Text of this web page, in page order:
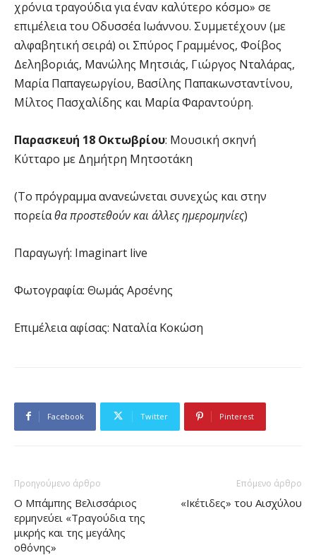
χρόνια τραγούδια για έναν καλύτερο κόσμο» σε
επιμέλεια του Οδυσσέα Ιωάννου. Συμμετέχουν (με
αλφαβητική σειρά) οι Σπύρος Γραμμένος, Φοίβος
Δεληβοριάς, Μανώλης Μητσιάς, Γιώργος Νταλάρας,
Μαρία Παπαγεωργίου, Βασίλης Παπακωνσταντίνου,
Μίλτος Πασχαλίδης και Μαρία Φαραντούρη.
Παρασκευή 18 Οκτωβρίου: Μουσική σκηνή
Κύτταρο με Δημήτρη Μητσοτάκη
(Το πρόγραμμα ανανεώνεται συνεχώς και στην
πορείαθα προστεθούν και άλλες ημερομηνίες)
Παραγωγή: Imaginart live
Φωτογραφία: Θωμάς Αρσένης
Επιμέλεια αφίσας: Ναταλία Κοκώση
Facebook Twitter Pinterest
Προηγούμενο άρθρο
Ο Μπάμπης Βελισσάριος
ερμηνεύει «Τραγούδια της
μικρής και της μεγάλης
οθόνης»
Επόμενο άρθρο
«Ικέτιδες» του Αισχύλου